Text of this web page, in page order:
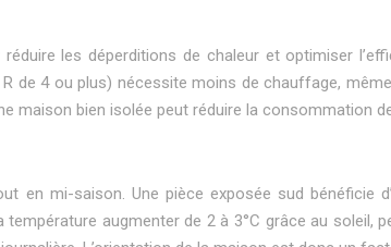
les déperditions de chaleur et optimiser
de 4 ou plus) nécessite moins de chauffage,
maison bien isolée peut réduire la consommation
en mi-saison. Une pièce exposée sud
augmenter de 2 à 3°C grâce au